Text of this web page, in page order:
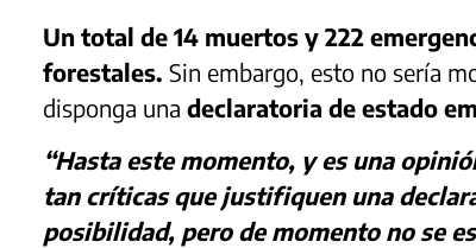
Un total de 14 muertos y 222
forestales.Sin embargo, esto no sería
disponga unadeclaratoria de estado
“Hasta este momento, y es una
tan críticas que justifiquen una
posibilidad, pero de momento no se